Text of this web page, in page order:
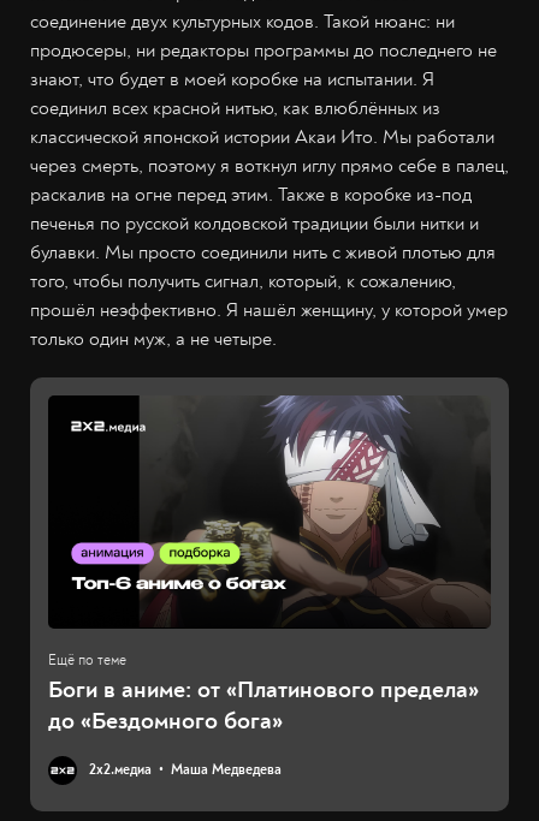
соединение двух культурных кодов. Такой нюанс: ни
продюсеры, ни редакторы программы до последнего не
знают, что будет в моей коробке на испытании. Я
соединил всех красной нитью, как влюблённых из
классической японской истории Акаи Ито. Мы работали
через смерть, поэтому я воткнул иглу прямо себе в палец,
раскалив на огне перед этим. Также в коробке из-под
печенья по русской колдовской традиции были нитки и
булавки. Мы просто соединили нить с живой плотью для
того, чтобы получить сигнал, который, к сожалению,
прошёл неэффективно. Я нашёл женщину, у которой умер
только один муж, а не четыре.
Боги в аниме: от «Платинового предела»
до «Бездомного бога»
2х2.медиа Маша Медведева